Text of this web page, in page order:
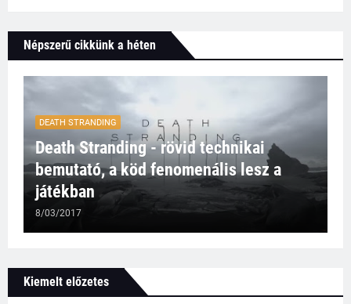
Népszerű cikkünk a héten
DEATH STRANDING
Death Stranding - rövid technikai
bemutató, a köd fenomenális lesz a
játékban
8/03/2017
Kiemelt előzetes